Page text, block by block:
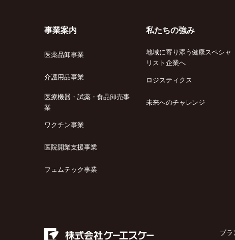
事業案内
医薬品卸事業
介護用品事業
医療機器・試薬・食品卸売事
業
ワクチン事業
医院開業支援事業
フェムテック事業
私たちの強み
地域に寄り添う健康スペシャ
リスト企業へ
ロジスティクス
未来へのチャレンジ
ブラ